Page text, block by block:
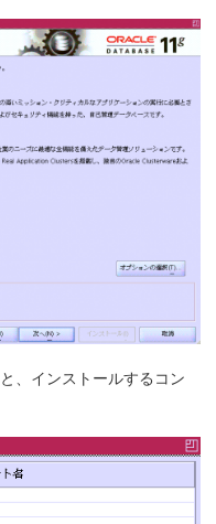
、インストールするコン